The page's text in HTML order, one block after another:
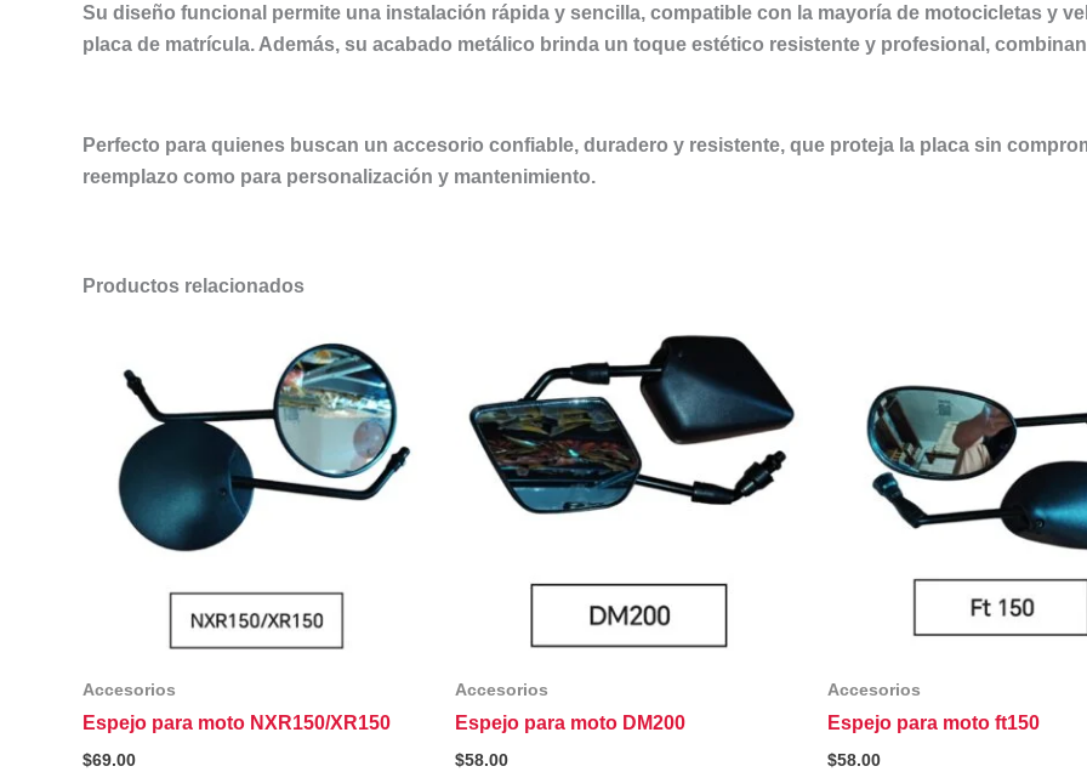
Su diseño funcional permite una instalación rápida y sencilla, compatible con la mayoría de motocicletas y
placa de matrícula. Además, su acabado metálico brinda un toque estético resistente y profesional,
Perfecto para quienes buscan un accesorio confiable, duradero y resistente, que proteja la placa sin
reemplazo como para personalización y mantenimiento.
Productos relacionados
Accesorios
Espejo para moto NXR150/XR150
$69.00
Accesorios
Espejo para moto DM200
$58.00
Accesorios
Espejo para moto ft150
$58.00